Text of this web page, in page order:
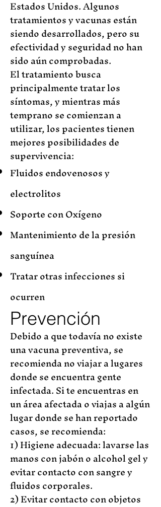
Estados Unidos. Algunos
tratamientos y vacunas están
siendo desarrollados, pero su
efectividad y seguridad no han
sido aún comprobadas.
El tratamiento busca
principalmente tratar los
síntomas, y mientras más
temprano se comienzan a
utilizar, los pacientes tienen
mejores posibilidades de
supervivencia:
Fluidos endovenosos y
electrolitos
Soporte con Oxígeno
Mantenimiento de la presión
sanguínea
Tratar otras infecciones si
ocurren
Prevención
Debido a que todavía no existe
una vacuna preventiva, se
recomienda no viajar a lugares
donde se encuentra gente
infectada. Si te encuentras en
un área afectada o viajas a algún
lugar donde se han reportado
casos, se recomienda:
1) Higiene adecuada: lavarse las
manos con jabón o alcohol gel y
evitar contacto con sangre y
fluidos corporales.
2) Evitar contacto con objetos